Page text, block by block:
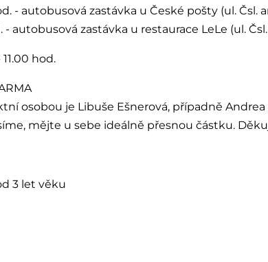
- autobusová zastávka u České pošty (ul. Čsl.
u restaurace LeLe (ul. Čsl.
hod.
osobou je Libuše Ešnerová, případně Andrea
mějte u sebe ideálně přesnou částku.
3 let věku